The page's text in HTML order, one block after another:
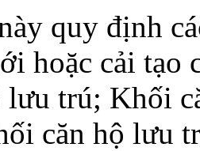
quy định
hoặc cải tạo
lưu trú; Khối
căn hộ lưu